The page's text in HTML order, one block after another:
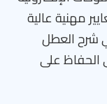
مهنية عالية
شرح العطل
الحفاظ على